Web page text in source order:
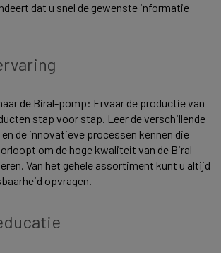
dat u snel de gewenste informatie
de Biral-pomp: Ervaar de productie van
stap voor stap. Leer de verschillende
de innovatieve processen kennen die
om de hoge kwaliteit van de Biral-
Van het gehele assortiment kunt u altijd
opvragen.